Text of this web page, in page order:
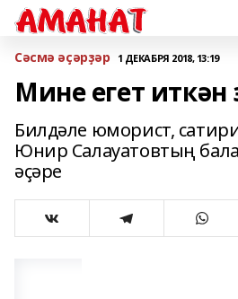
Сәсмә әҫәрҙәр 1 ДЕКАБРЯ 2018, 13:19
Мине егет иткән
Билдәле юморист,
Юнир Салауатовтың
әҫәре